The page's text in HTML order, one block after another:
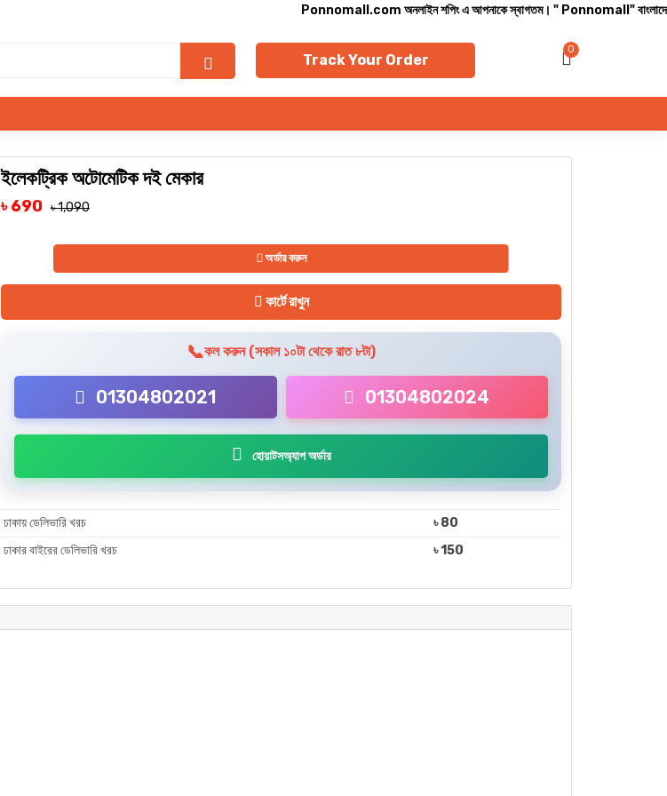
Ponnomall.com অনলাইন শপিং এ আপনাকে স্বাগতম। " Ponnomall" বাংলাদেশের সবচেয়ে
Track Your Order
0
ইলেকট্রিক অটোমেটিক দই মেকার
৳ 690 ৳ 1,090
অর্ডার করুন
কার্টে রাখুন
📞কল করুন (সকাল ১০টা থেকে রাত ৮টা)
01304802021 01304802024
হোয়াটসঅ্যাপ অর্ডার
ঢাকায় ডেলিভারি খরচ
৳ 80
ঢাকার বাইরের ডেলিভারি খরচ
৳ 150